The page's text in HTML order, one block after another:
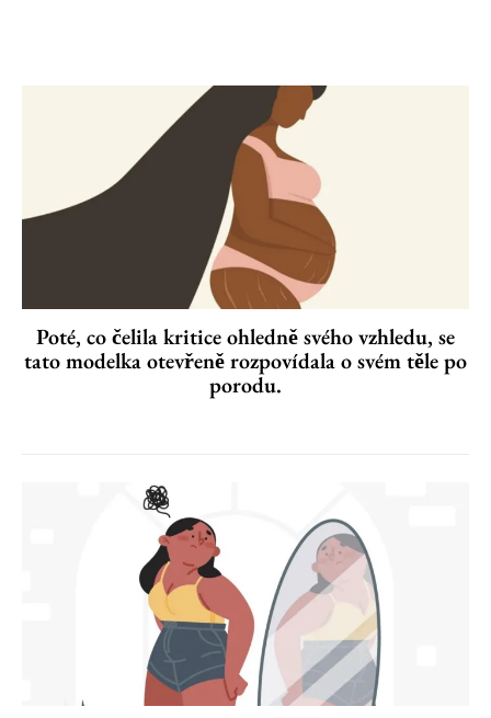
Poté, co čelila kritice ohledně svého vzhledu, se
tato modelka otevřeně rozpovídala o svém těle po
porodu.